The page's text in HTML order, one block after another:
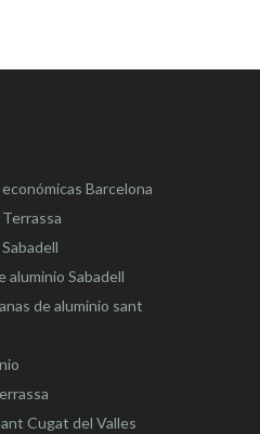
Barcelona
aluminio Sabadell
de aluminio sant
Cugat del Valles